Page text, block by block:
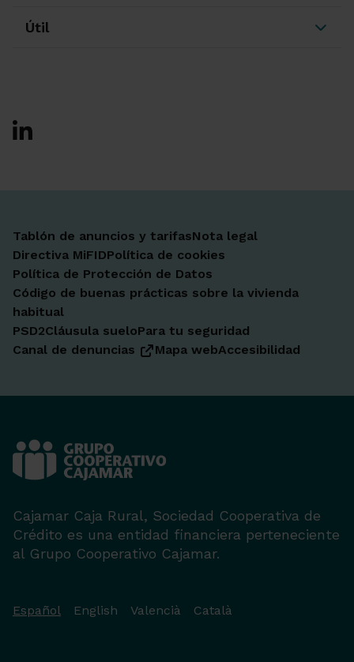
Útil
Ir a Facebook
Ir a X-twitter
Ir a Instagram
Ir a Linkedin
Ir a Youtube
Ir a Blogger
Ir a Vimeo
Tablón de anuncios y tarifasNota legal
Directiva MiFIDPolítica de cookies
Política de Protección de Datos
Código de buenas prácticas sobre la vivienda
habitual
PSD2Cláusula sueloPara tu seguridad
Canal de denuncias
Mapa webAccesibilidad
Cajamar Caja Rural, Sociedad Cooperativa de
Crédito es una entidad financiera perteneciente
al Grupo Cooperativo Cajamar.
Español English Valencià Català